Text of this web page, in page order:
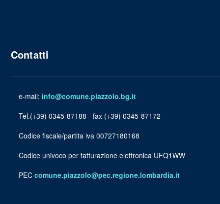
Contatti
e-mail: info@comune.piazzolo.bg.it
Tel.(+39) 0345-87188 - fax (+39) 0345-87172
Codice fiscale/partita iva 00727180168
Codice univoco per fatturazione elettronica UFQ1WW
PEC comune.piazzolo@pec.regione.lombardia.it